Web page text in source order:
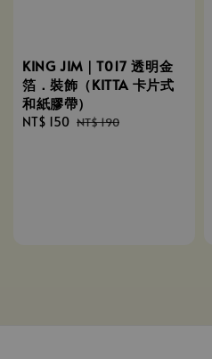
KING JIM｜T017 透明金
箔．裝飾（KITTA 卡片式
和紙膠帶）
Sale
NT$ 150 Regular
NT$ 190